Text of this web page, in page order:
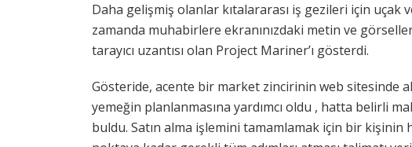
Daha gelişmiş olanlar kıtalararası iş gezileri için uçak
zamanda muhabirlere ekranınızdaki metin ve
tarayıcı uzantısı olan Project Mariner’ı gösterdi.
Gösteride, acente bir market zincirinin web sitesinde
yemeğin planlanmasına yardımcı oldu , hatta belirli
buldu. Satın alma işlemini tamamlamak için bir kişinin